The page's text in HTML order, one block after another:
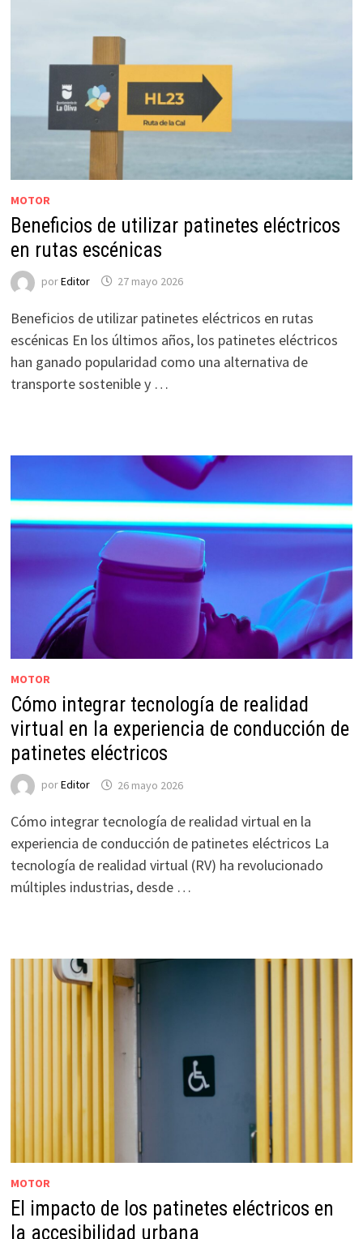
MOTOR
Beneficios de utilizar patinetes eléctricos
en rutas escénicas
porEditor 27 mayo 2026
Beneficios de utilizar patinetes eléctricos en rutas
escénicas En los últimos años, los patinetes eléctricos
han ganado popularidad como una alternativa de
transporte sostenible y …
MOTOR
Cómo integrar tecnología de realidad
virtual en la experiencia de conducción de
patinetes eléctricos
porEditor 26 mayo 2026
Cómo integrar tecnología de realidad virtual en la
experiencia de conducción de patinetes eléctricos La
tecnología de realidad virtual (RV) ha revolucionado
múltiples industrias, desde …
MOTOR
El impacto de los patinetes eléctricos en
la accesibilidad urbana